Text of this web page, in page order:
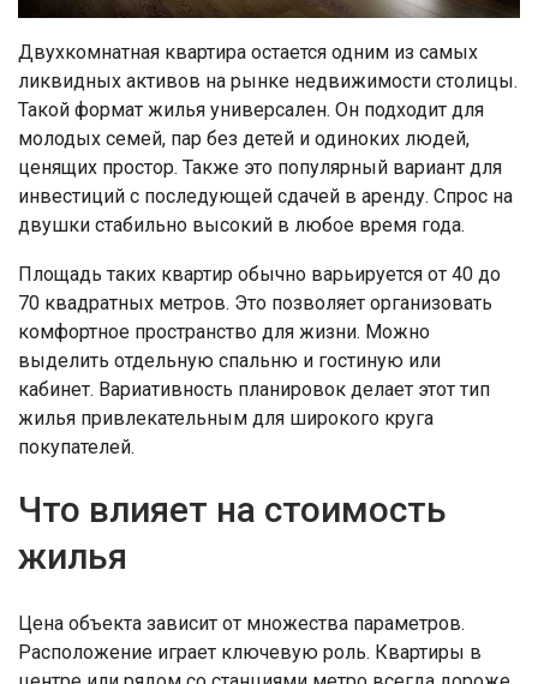
Двухкомнатная квартира остается одним из самых
ликвидных активов на рынке недвижимости столицы.
Такой формат жилья универсален. Он подходит для
молодых семей, пар без детей и одиноких людей,
ценящих простор. Также это популярный вариант для
инвестиций с последующей сдачей в аренду. Спрос на
двушки стабильно высокий в любое время года.
Площадь таких квартир обычно варьируется от 40 до
70 квадратных метров. Это позволяет организовать
комфортное пространство для жизни. Можно
выделить отдельную спальню и гостиную или
кабинет. Вариативность планировок делает этот тип
жилья привлекательным для широкого круга
покупателей.
Что влияет на стоимость
жилья
Цена объекта зависит от множества параметров.
Расположение играет ключевую роль. Квартиры в